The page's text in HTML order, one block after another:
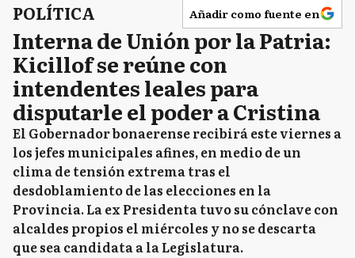
POLÍTICA Añadir como fuente en
Interna de Unión por la Patria:
Kicillof se reúne con
intendentes leales para
disputarle el poder a Cristina
El Gobernador bonaerense recibirá este viernes a
los jefes municipales afines, en medio de un
clima de tensión extrema tras el
desdoblamiento de las elecciones en la
Provincia. La ex Presidenta tuvo su cónclave con
alcaldes propios el miércoles y no se descarta
que sea candidata a la Legislatura.